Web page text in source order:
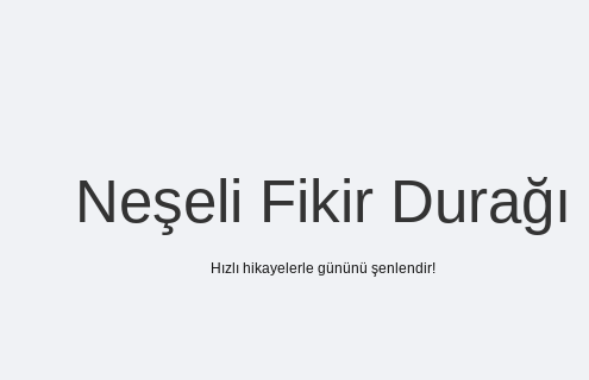
Neşeli Fikir Durağı
Hızlı hikayelerle gününü şenlendir!